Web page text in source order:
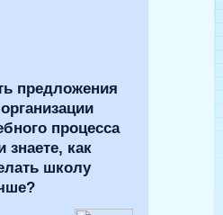
предложения
процесса
знаете, как
школу